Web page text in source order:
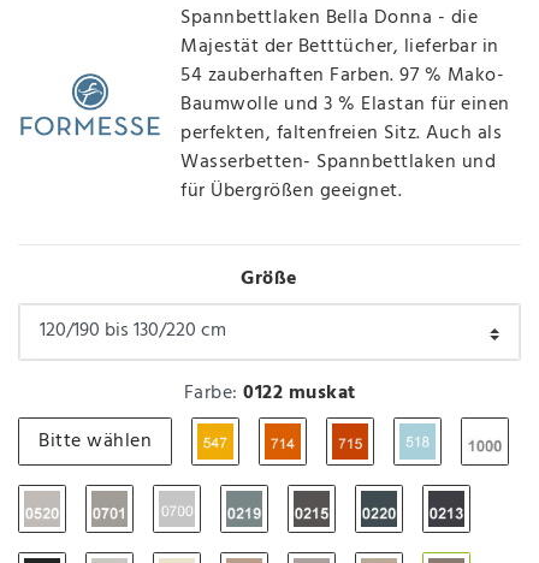
Spannbettlaken Bella Donna - die
Majestät der Betttücher, lieferbar in
54 zauberhaften Farben. 97 % Mako-
Baumwolle und 3 % Elastan für einen
perfekten, faltenfreien Sitz. Auch als
Wasserbetten- Spannbettlaken und
für Übergrößen geeignet.
Größe
Farbe: 0122 muskat
Bitte wählen